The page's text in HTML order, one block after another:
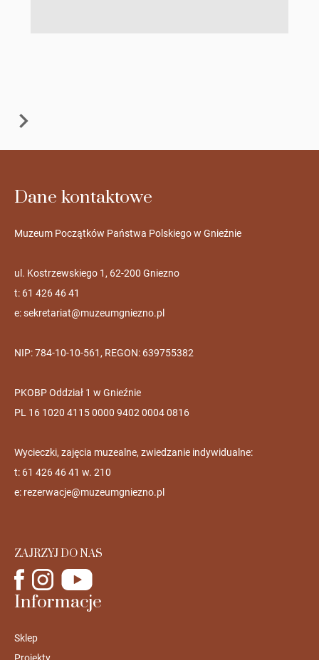
Dane kontaktowe
Muzeum Początków Państwa Polskiego w Gnieźnie
ul. Kostrzewskiego 1, 62-200 Gniezno
t: 61 426 46 41
e:sekretariat@muzeumgniezno.pl
NIP: 784-10-10-561, REGON: 639755382
PKOBP Oddział 1 w Gnieźnie
PL 16 1020 4115 0000 9402 0004 0816
Wycieczki, zajęcia muzealne, zwiedzanie indywidualne:
t: 61 426 46 41 w. 210
e: rezerwacje@muzeumgniezno.pl
ZAJRZYJ DO NAS
Informacje
Sklep